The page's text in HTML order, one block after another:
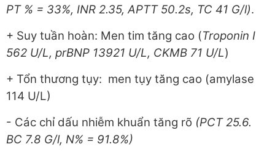
PT % = 33%, INR 2.35, APTT 50.2s, TC 41 G/l).
+ Suy tuần hoàn: Men tim tăng cao (Troponin I
562 U/L, prBNP 13921 U/L, CKMB 71 U/L)
+ Tổn thương tụy: men tụy tăng cao (amylase
114 U/L)
- Các chỉ dấu nhiễm khuẩn tăng rõ (PCT 25.6.
BC 7.8 G/l, N% = 91.8%)